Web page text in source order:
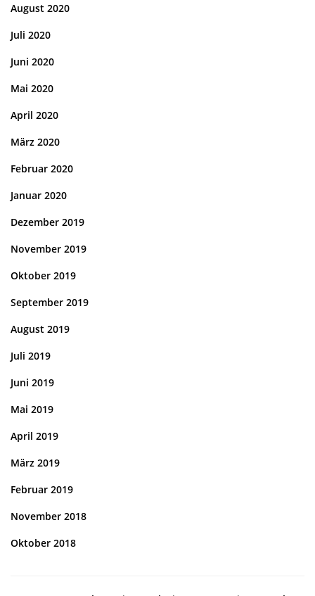
August 2020
Juli 2020
Juni 2020
Mai 2020
April 2020
März 2020
Februar 2020
Januar 2020
Dezember 2019
November 2019
Oktober 2019
September 2019
August 2019
Juli 2019
Juni 2019
Mai 2019
April 2019
März 2019
Februar 2019
November 2018
Oktober 2018